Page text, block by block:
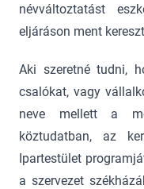
névváltoztatást
eljáráson ment
Aki szeretné tudni,
csalókat, vagy
neve mellett a
köztudatban, az
Ipartestület
a szervezet